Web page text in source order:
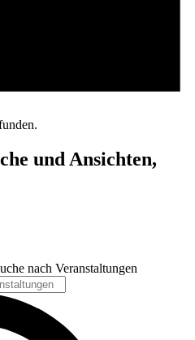
und Ansichten,
nach Veranstaltungen